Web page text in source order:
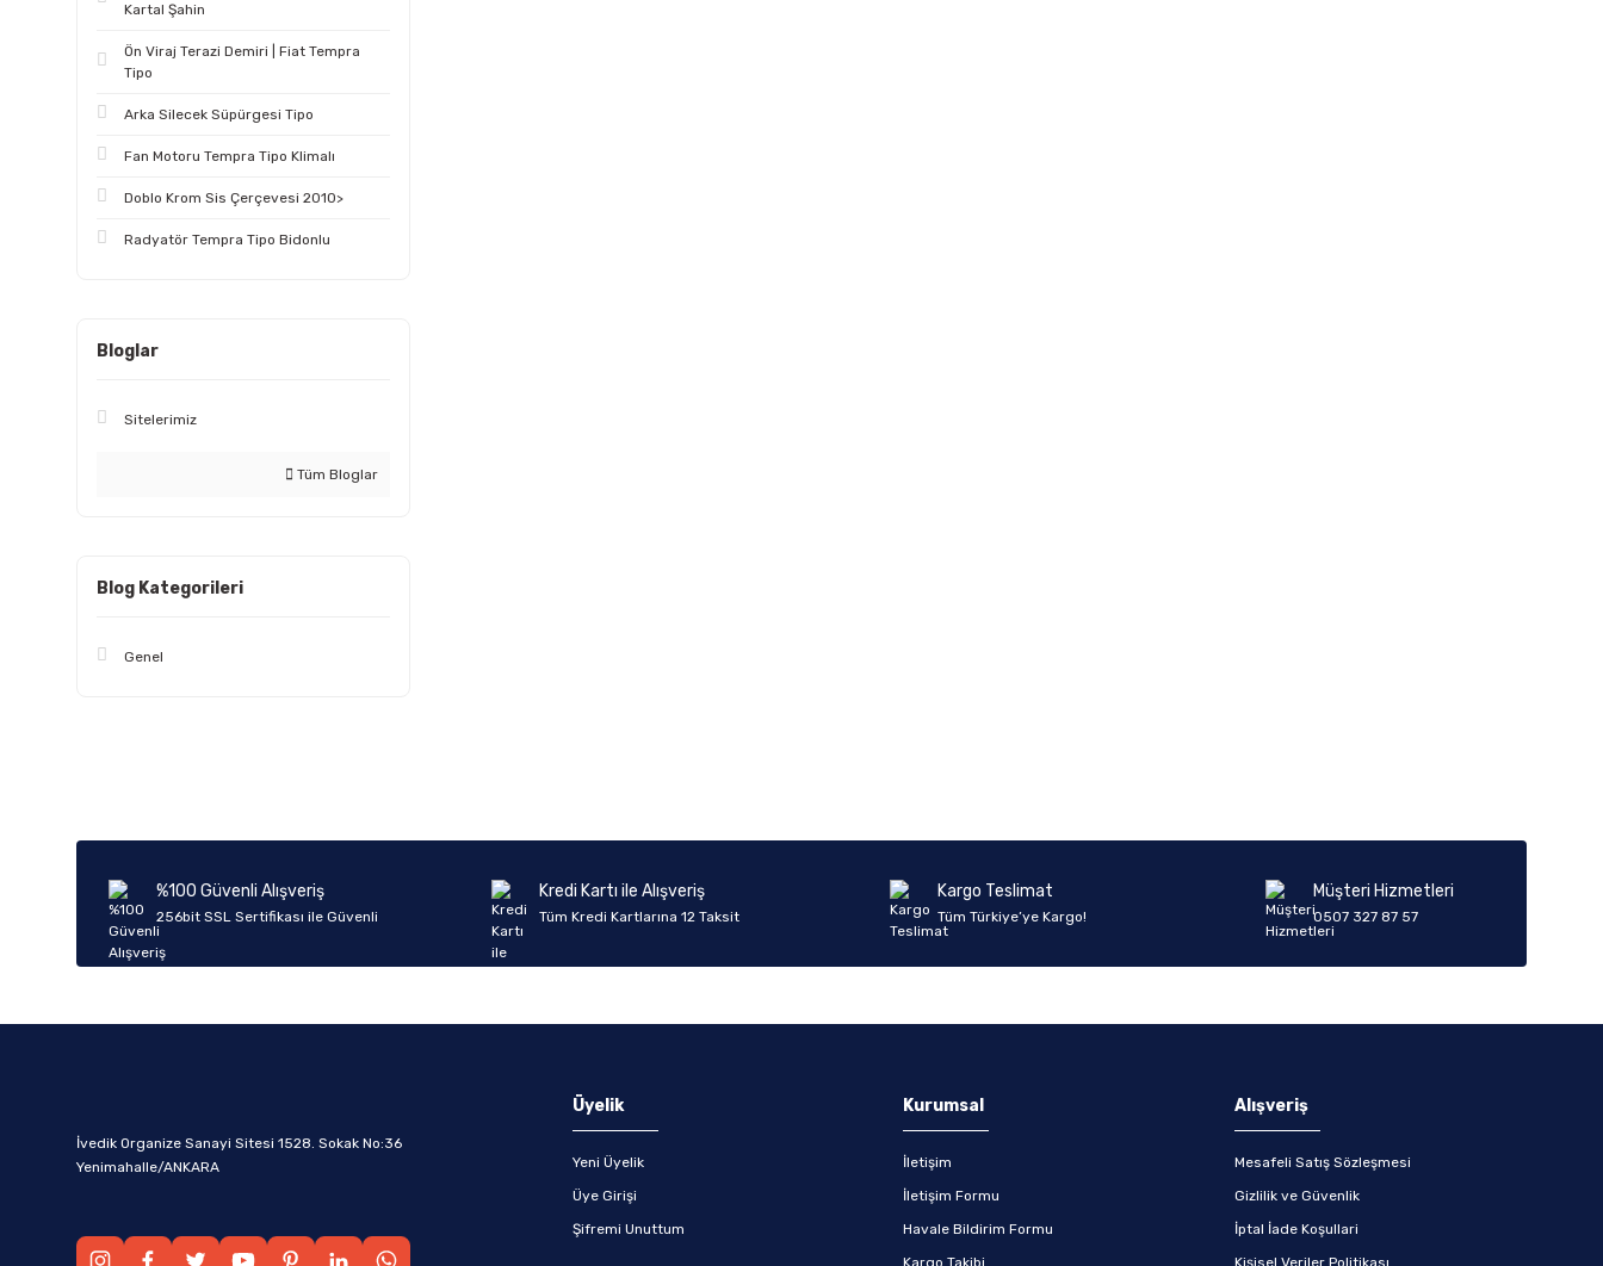
Kartal Şahin
Ön Viraj Terazi Demiri | Fiat Tempra
Tipo
Arka Silecek Süpürgesi Tipo
Fan Motoru Tempra Tipo Klimalı
Doblo Krom Sis Çerçevesi 2010>
Radyatör Tempra Tipo Bidonlu
Bloglar
Sitelerimiz
Tüm Bloglar
Blog Kategorileri
Genel
%100 Güvenli Alışveriş
256bit SSL Sertifikası ile Güvenli
Kredi Kartı ile Alışveriş
Tüm Kredi Kartlarına 12 Taksit
Kargo Teslimat
Tüm Türkiye’ye Kargo!
Müşteri Hizmetleri
0507 327 87 57
İvedik Organize Sanayi Sitesi 1528. Sokak No:36
Yenimahalle/ANKARA
Üyelik
Yeni Üyelik
Üye Girişi
Şifremi Unuttum
Kurumsal
İletişim
İletişim Formu
Havale Bildirim Formu
Kargo Takibi
Alışveriş
Mesafeli Satış Sözleşmesi
Gizlilik ve Güvenlik
İptal İade Koşullari
Kişisel Veriler Politikası